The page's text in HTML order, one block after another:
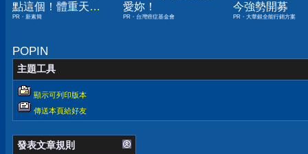
點這個！體重天天
下降
PR・新素簡
愛妳！
PR・台灣癌症基金會
今強勢開募
PR・大華銀全能行銷方案
POPIN
主題工具
顯示可列印版本
傳送本頁給好友
發表文章規則